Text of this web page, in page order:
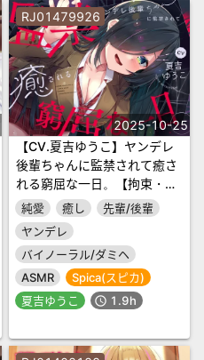
RJ01479926
2025-10-25
【CV.夏吉ゆうこ】ヤンデレ
後輩ちゃんに監禁されて癒さ
れる窮屈な一日。【拘束・髪
を切る音・耳かき・吐息・寝
息】
純愛 癒し
先輩/後輩
ヤンデレ
バイノーラル/ダミヘ
ASMR
Spica(スピカ)
夏吉ゆうこ
schedule 1.9h